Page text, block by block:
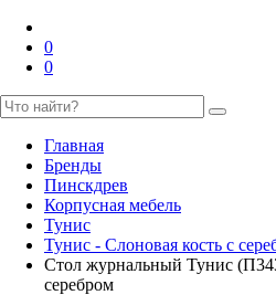
0
0
Главная
Бренды
Пинскдрев
Корпусная мебель
Тунис
Тунис - Слоновая кость с
Стол журнальный Тунис
серебром